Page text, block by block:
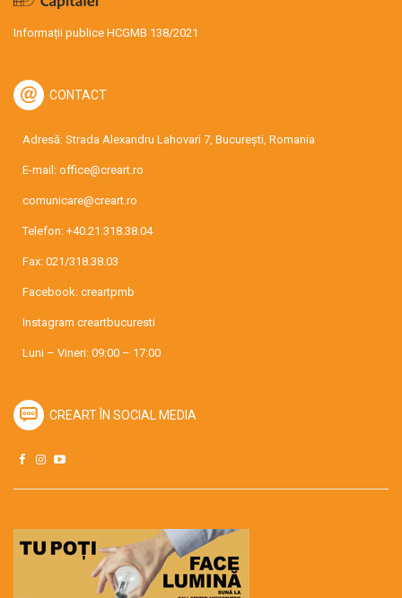
Informații publice HCGMB 138/2021
CONTACT
Adresă: Strada Alexandru Lahovari 7, București, Romania
E-mail: office@creart.ro
comunicare@creart.ro
Telefon: +40.21.318.38.04
Fax: 021/318.38.03
Facebook: creartpmb
Instagram creartbucuresti
Luni – Vineri: 09:00 – 17:00
CREART ÎN SOCIAL MEDIA